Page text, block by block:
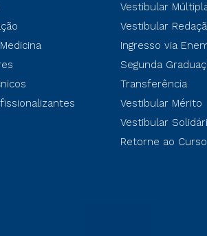
Vestibular
Vestibular
Ingresso via
Segunda
Transferência
Vestibular Mérito
Vestibular
Retorne ao Curso